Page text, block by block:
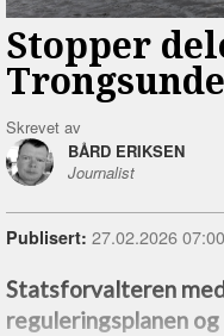
Stopper
Skrevet av
BÅRD ERIKSEN
Journalist
Publisert: 27.02.2026 07:00
Statsforvalteren
reguleringsplanen